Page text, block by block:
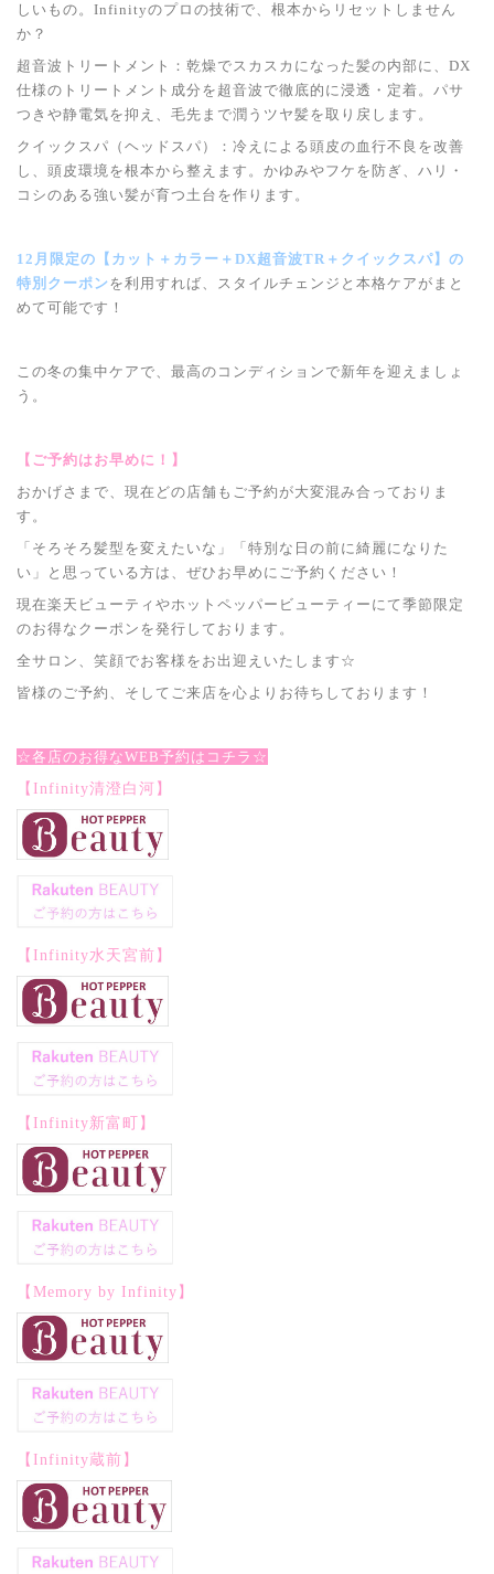
しいもの。Infinityのプロの技術で、根本からリセットしません
か？
超音波トリートメント：乾燥でスカスカになった髪の内部に、DX
仕様のトリートメント成分を超音波で徹底的に浸透・定着。パサ
つきや静電気を抑え、毛先まで潤うツヤ髪を取り戻します。
クイックスパ（ヘッドスパ）：冷えによる頭皮の血行不良を改善
し、頭皮環境を根本から整えます。かゆみやフケを防ぎ、ハリ・
コシのある強い髪が育つ土台を作ります。
12月限定の【カット＋カラー＋DX超音波TR＋クイックスパ】の
特別クーポンを利用すれば、スタイルチェンジと本格ケアがまと
めて可能です！
この冬の集中ケアで、最高のコンディションで新年を迎えましょ
う。
【ご予約はお早めに！】
おかげさまで、現在どの店舗もご予約が大変混み合っておりま
す。
「そろそろ髪型を変えたいな」「特別な日の前に綺麗になりた
い」と思っている方は、ぜひお早めにご予約ください！
現在楽天ビューティやホットペッパービューティーにて季節限定
のお得なクーポンを発行しております。
全サロン、笑顔でお客様をお出迎えいたします☆
皆様のご予約、そしてご来店を心よりお待ちしております！
☆各店のお得なWEB予約はコチラ☆
【Infinity清澄白河】
【Infinity水天宮前】
【Infinity新富町】
【Memory by Infinity】
【Infinity蔵前】